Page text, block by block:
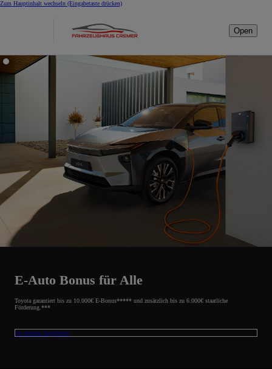
Zum Hauptinhalt wechseln (Eingabetaste drücken)
Open
Öffnungszeiten
vom
Fr
7.30
–
Uhr.
E-Auto Bonus für Alle
Toyota garantiert bis zu 10.000€ E-Bonus***** und zusätzlich bis zu 6.000€ staatliche
Förderung.***
Zu unseren Angeboten